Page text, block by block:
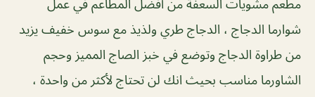
مطعم مشويات السعفة من أفضل المطاعم في عمل
شوارما الدجاج ، الدجاج طري ولذيذ مع سوس خفيف يزيد
من طراوة الدجاج وتوضع في خبز الصاج المميز وحجم
الشاورما مناسب بحيث انك لن تحتاج لأكثر من واحدة ،